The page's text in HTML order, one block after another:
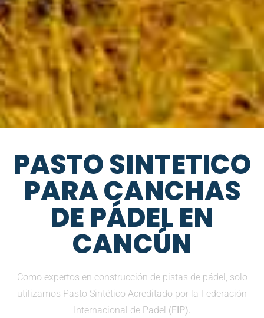
PASTO SINTETICO
PARA CANCHAS
DE PÁDEL EN
CANCÚN
Como expertos en construcción de pistas de pádel, solo
utilizamos Pasto Sintético Acreditado por la Federación
Internacional de Padel (FIP).